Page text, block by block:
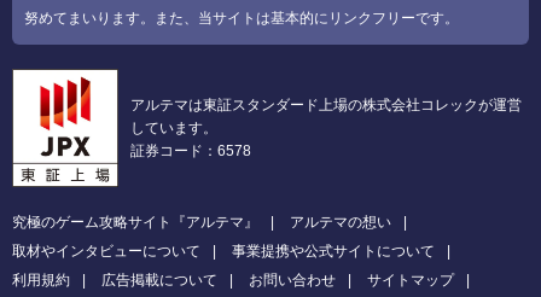
努めてまいります。また、当サイトは基本的にリンクフリーです。
アルテマは東証スタンダード上場の株式会社コレックが運営
しています。
証券コード：6578
究極のゲーム攻略サイト『アルテマ』
アルテマの想い
取材やインタビューについて
事業提携や公式サイトについて
利用規約
広告掲載について お問い合わせ サイトマップ